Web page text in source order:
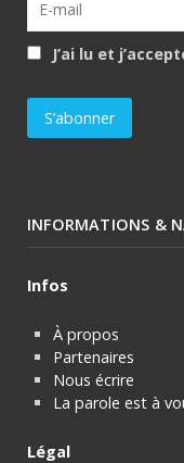
J’ai lu et
INFORMATIONS &
Infos
À propos
Partenaires
Nous écrire
La parole est à
Légal